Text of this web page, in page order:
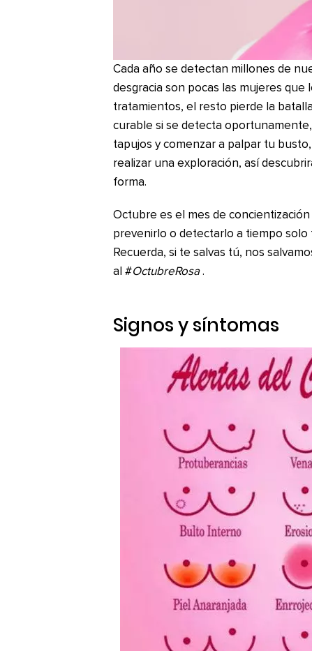
Cada año se detectan millones de
desgracia son pocas las mujeres que
tratamientos, el resto pierde la
curable si se detecta
tapujos y comenzar a palpar tu
realizar una exploración, así
forma.
Octubre es el mes de
prevenirlo o detectarlo a tiempo solo
Recuerda, si te salvas tú, nos
al #OctubreRosa .
Signos y síntomas